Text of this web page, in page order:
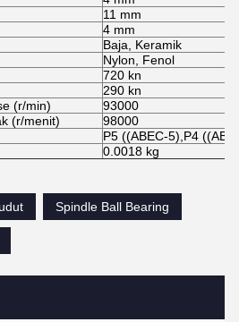
11 mm
4 mm
Baja, Keramik
Nylon, Fenol
720 kn
290 kn
(r/min)
93000
(r/menit)
98000
P5 ((ABEC-5),P4
0.0018 kg
Spindle Ball Bearing